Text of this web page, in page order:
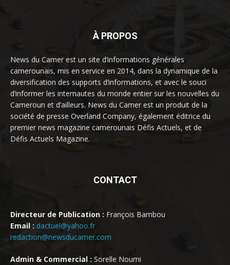
À PROPOS
News du Camer est un site d’informations générales
camerounais, mis en service en 2014, dans la dynamique de la
diversification des supports d’informations, et avec le souci
d’informer les internautes du monde entier sur les nouvelles du
Cameroun et d’ailleurs. News du Camer est un produit de la
société de presse Overland Company, également éditrice du
premier news magazine camerounais Défis Actuels, et de
Défis Actuels Magazine.
CONTACT
Directeur de Publication : François Bambou
Email : dactuel@yahoo.fr
redaction@newsducamer.com
Admin & Commercial : Sorelle Noumi